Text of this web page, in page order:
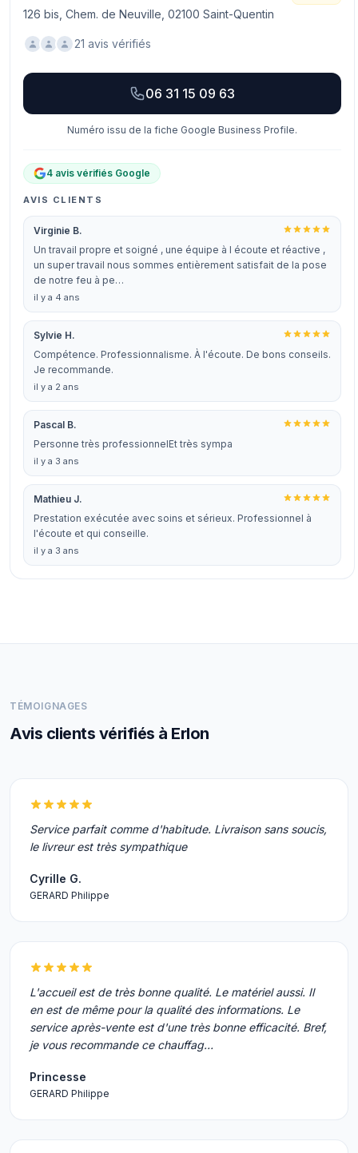
126 bis, Chem. de Neuville, 02100 Saint-Quentin
21 avis vérifiés
06 31 15 09 63
Numéro issu de la fiche Google Business Profile.
4 avis vérifiés Google
AVIS CLIENTS
Virginie B.
Un travail propre et soigné , une équipe à l écoute et réactive ,
un super travail nous sommes entièrement satisfait de la pose
de notre feu à pe…
il y a 4 ans
Sylvie H.
Compétence. Professionnalisme. À l'écoute. De bons conseils.
Je recommande.
il y a 2 ans
Pascal B.
Personne très professionnelEt très sympa
il y a 3 ans
Mathieu J.
Prestation exécutée avec soins et sérieux. Professionnel à
l'écoute et qui conseille.
il y a 3 ans
TÉMOIGNAGES
Avis clients vérifiés à Erlon
Service parfait comme d'habitude. Livraison sans soucis,
le livreur est très sympathique
Cyrille G.
GERARD Philippe
L'accueil est de très bonne qualité. Le matériel aussi. Il
en est de même pour la qualité des informations. Le
service après-vente est d'une très bonne efficacité. Bref,
je vous recommande ce chauffag…
Princesse
GERARD Philippe